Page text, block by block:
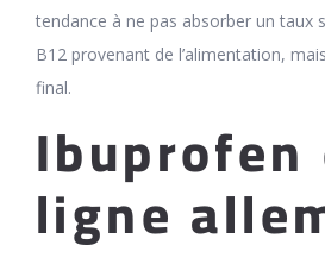
tendance à ne pas absorber un taux
B12 provenant de l’alimentation,
final.
Ibuprofen
ligne